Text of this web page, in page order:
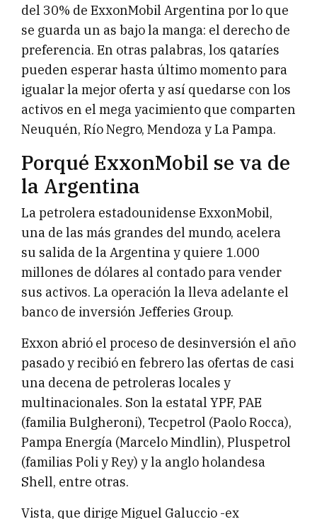
del 30% de ExxonMobil Argentina por lo que
se guarda un as bajo la manga: el derecho de
preferencia. En otras palabras, los qataríes
pueden esperar hasta último momento para
igualar la mejor oferta y así quedarse con los
activos en el mega yacimiento que comparten
Neuquén, Río Negro, Mendoza y La Pampa.
Porqué ExxonMobil se va de
la Argentina
La petrolera estadounidense ExxonMobil,
una de las más grandes del mundo, acelera
su salida de la Argentina y quiere 1.000
millones de dólares al contado para vender
sus activos. La operación la lleva adelante el
banco de inversión Jefferies Group.
Exxon abrió el proceso de desinversión el año
pasado y recibió en febrero las ofertas de casi
una decena de petroleras locales y
multinacionales. Son la estatal YPF, PAE
(familia Bulgheroni), Tecpetrol (Paolo Rocca),
Pampa Energía (Marcelo Mindlin), Pluspetrol
(familias Poli y Rey) y la anglo holandesa
Shell, entre otras.
Vista, que dirige Miguel Galuccio -ex